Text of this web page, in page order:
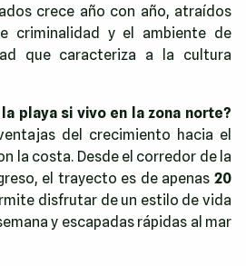
crece año con año, atraídos
criminalidad y el ambiente de
que caracteriza a la cultura
playa si vivo en la zona norte?
del crecimiento hacia el
la costa. Desde el corredor de la
el trayecto es de apenas 20
disfrutar de un estilo de vida
y escapadas rápidas al mar